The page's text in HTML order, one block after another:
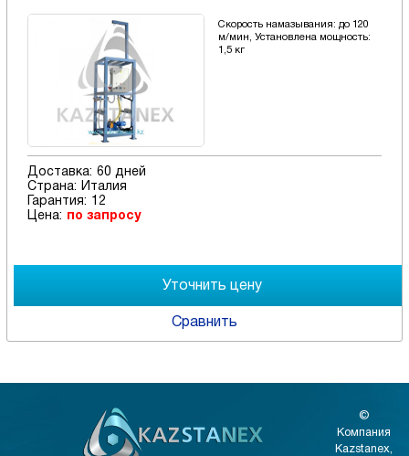
Скорость намазывания: до 120
м/мин, Установлена мощность:
1,5 кг
Доставка: 60 дней
Страна:
Италия
Гарантия:
12
Цена:
по запросу
Сравнить
©
Компания
Kazstanex,